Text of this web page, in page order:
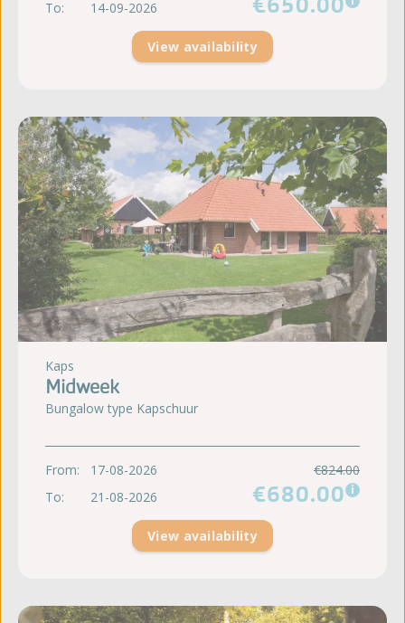
To:
14-09-2026
View availability
Kaps
Midweek
Bungalow type Kapschuur
From: 17-08-2026
€824.00
To:
21-08-2026 €680.00 i
View availability